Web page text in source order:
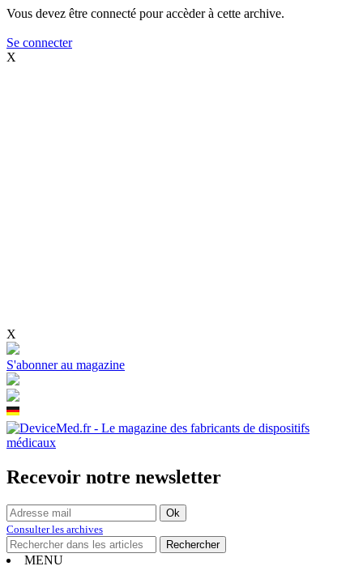
Vous devez être connecté pour accèder à cette archive.
Se connecter
X
X
S'abonner au magazine
Recevoir notre newsletter
Consulter les archives
MENU